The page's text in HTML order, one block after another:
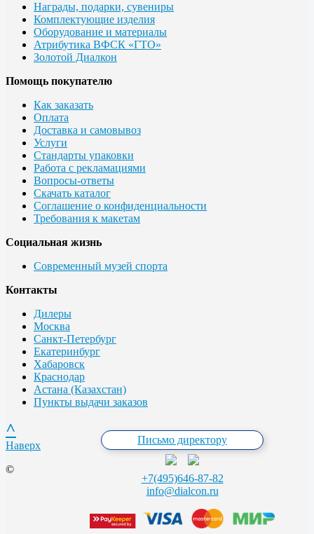
Награды, подарки, сувениры
Комплектующие изделия
Оборудование и материалы
Атрибутика ВФСК «ГТО»
Золотой Диалкон
Помощь покупателю
Как заказать
Оплата
Доставка и самовывоз
Услуги
Стандарты упаковки
Работа с рекламациями
Вопросы-ответы
Скачать каталог
Соглашение о конфиденциальности
Требования к макетам
Социальная жизнь
Современный музей спорта
Контакты
Дилеры
Москва
Санкт-Петербург
Екатеринбург
Хабаровск
Краснодар
Астана (Казахстан)
Пункты выдачи заказов
Письмо директору
+7(495)646-87-82
info@dialcon.ru
^
Наверх
©